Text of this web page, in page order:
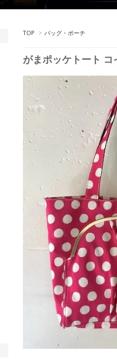
TOP > バッグ・ポーチ
がまポッケトート